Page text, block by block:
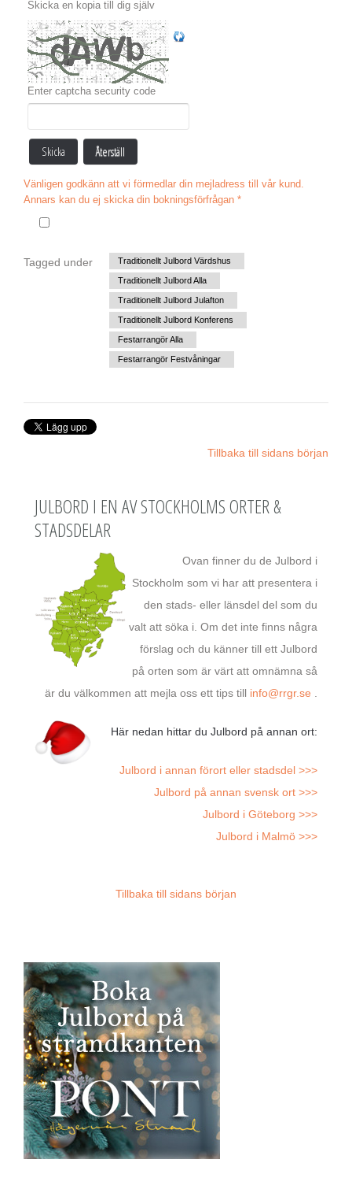
Skicka en kopia till dig själv
Enter captcha security code
Skicka Återställ
Vänligen godkänn att vi förmedlar din mejladress till vår kund.
Annars kan du ej skicka din bokningsförfrågan *
Tagged under Traditionellt Julbord Värdshus
Traditionellt Julbord Alla
Traditionellt Julbord Julafton
Traditionellt Julbord Konferens
Festarrangör Alla
Festarrangör Festvåningar
Tillbaka till sidans början
JULBORD I EN AV STOCKHOLMS ORTER &
STADSDELAR
Ovan finner du de Julbord i
Stockholm som vi har att presentera i
den stads- eller länsdel del som du
valt att söka i. Om det inte finns några
förslag och du känner till ett Julbord
på orten som är värt att omnämna så
är du välkommen att mejla oss ett tips till info@rrgr.se .
Här nedan hittar du Julbord på annan ort:
Julbord i annan förort eller stadsdel >>>
Julbord på annan svensk ort >>>
Julbord i Göteborg >>>
Julbord i Malmö >>>
Tillbaka till sidans början